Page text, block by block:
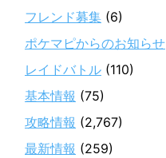
フレンド募集 (6)
ポケマピからのお知らせ
レイドバトル (110)
基本情報 (75)
攻略情報 (2,767)
最新情報 (259)